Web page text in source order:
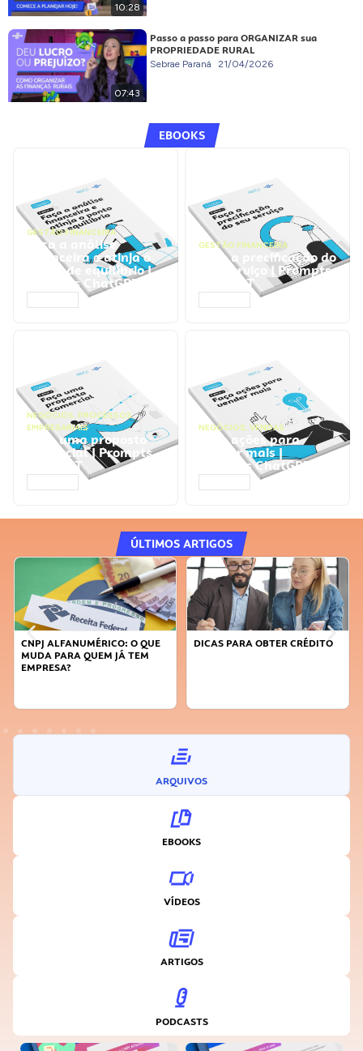
10:28
07:43
Passo a passo para ORGANIZAR sua
PROPRIEDADE RURAL
Sebrae Paraná 21/04/2026
EBOOKS
GESTÃO FINANCEIRA
Faça a análise
financeira e atinja o
ponto de equilíbrio |
Prompts ChatGPT
GESTÃO FINANCEIRA
Faça a precificação do
seu serviço | Prompts
ChatGPT
NEGÓCIOS, PROCESSOS
EMPRESARIAIS
Faça uma proposta
comercial | Prompts
ChatGPT
NEGÓCIOS, VENDAS
Faça ações para
vender mais |
Prompts ChatGPT
ÚLTIMOS ARTIGOS
DICAS PARA OBTER CRÉDITO
FAÇA A DIFERENÇA: SEJA
ARQUIVOS
EBOOKS
VÍDEOS
ARTIGOS
PODCASTS